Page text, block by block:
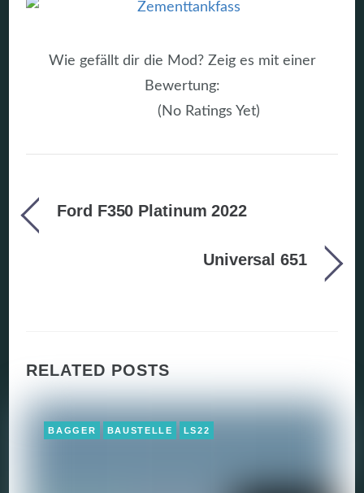
Wie gefällt dir die Mod? Zeig es mit einer
Bewertung:
(No Ratings Yet)
Ford F350 Platinum 2022
Universal 651
RELATED POSTS
BAGGER BAUSTELLE LS22